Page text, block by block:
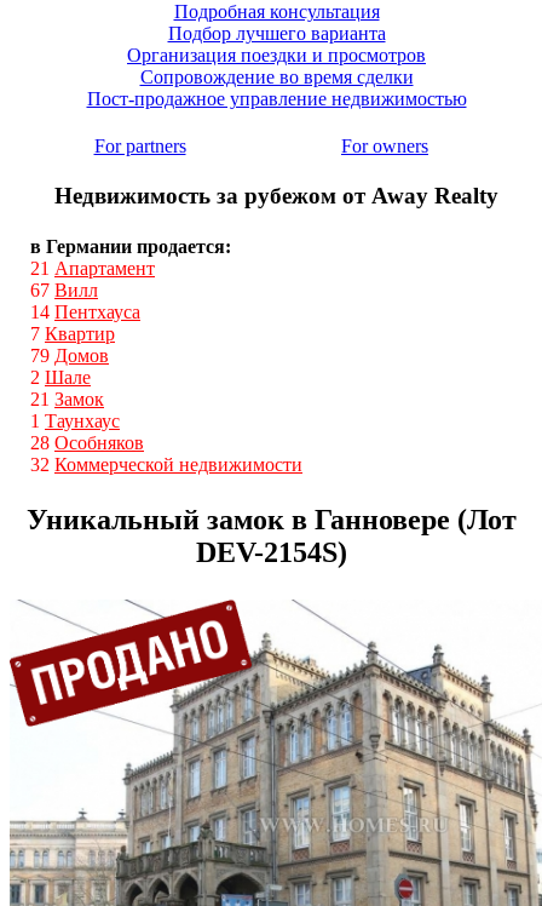
Подробная консультация
Подбор лучшего варианта
Организация поездки и просмотров
Сопровождение во время сделки
Пост-продажное управление недвижимостью
For partners For owners
Недвижимость за рубежом от Away Realty
в Германии продается:
21 Апартамент
67 Вилл
14 Пентхауса
7 Квартир
79 Домов
2 Шале
21 Замок
1 Таунхаус
28 Особняков
32 Коммерческой недвижимости
Уникальный замок в Ганновере (Лот
DEV-2154S)